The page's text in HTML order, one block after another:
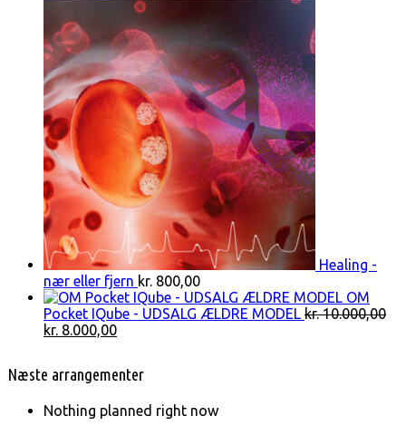
Healing -
nær eller fjern kr. 800,00
OM
Pocket IQube - UDSALG ÆLDRE MODEL kr.10.000,00
Den
var:
kr. 8.000,00Den
er:
Næste arrangementer
Nothing planned right now